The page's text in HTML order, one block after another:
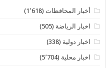
أخبار المحافظات (1٬618)
اخبار الرياضة (505)
اخبار دولية (338)
اخبار محلية (5٬704)